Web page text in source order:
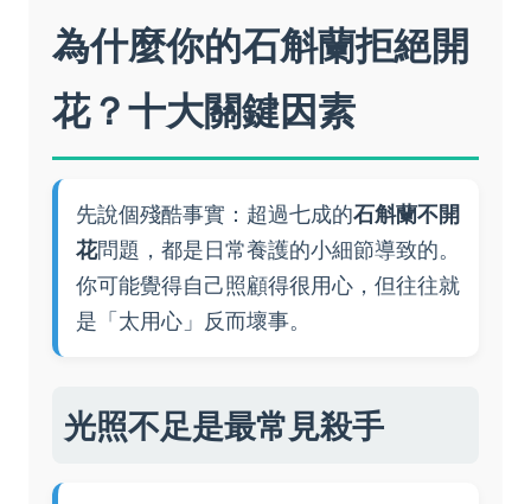
為什麼你的石斛蘭拒絕開
花？十大關鍵因素
先說個殘酷事實：超過七成的石斛蘭不開
花問題，都是日常養護的小細節導致的。
你可能覺得自己照顧得很用心，但往往就
是「太用心」反而壞事。
光照不足是最常見殺手